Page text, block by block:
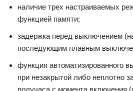
наличие трех настраиваемых
функцией памяти;
задержка перед выключением
последующим плавным
функция автоматизированного
при незакрытой либо неплотно